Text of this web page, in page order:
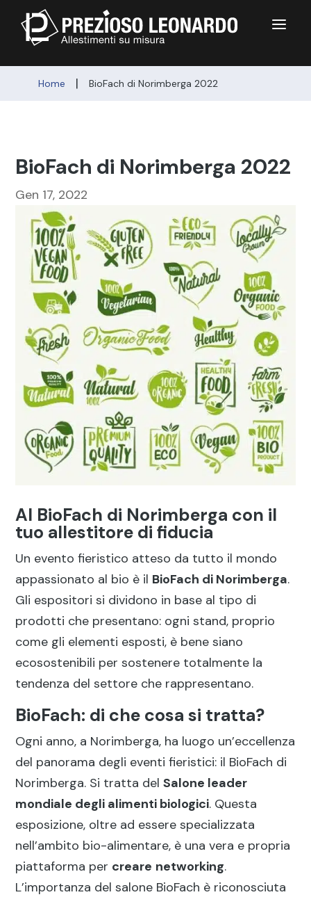
a
Home | BioFach di Norimberga 2022
BioFach di Norimberga 2022
Gen 17, 2022
Al BioFach di Norimberga con il
tuo allestitore di fiducia
Un evento fieristico atteso da tutto il mondo
appassionato al bio è il BioFach di Norimberga.
Gli espositori si dividono in base al tipo di
prodotti che presentano: ogni stand, proprio
come gli elementi esposti, è bene siano
ecosostenibili per sostenere totalmente la
tendenza del settore che rappresentano.
BioFach: di che cosa si tratta?
Ogni anno, a Norimberga, ha luogo un’eccellenza
del panorama degli eventi fieristici: il BioFach di
Norimberga. Si tratta delSalone leader
mondiale degli alimenti biologici. Questa
esposizione, oltre ad essere specializzata
nell’ambito bio-alimentare, è una vera e propria
piattaforma per creare networking.
L’importanza del salone BioFach è riconosciuta